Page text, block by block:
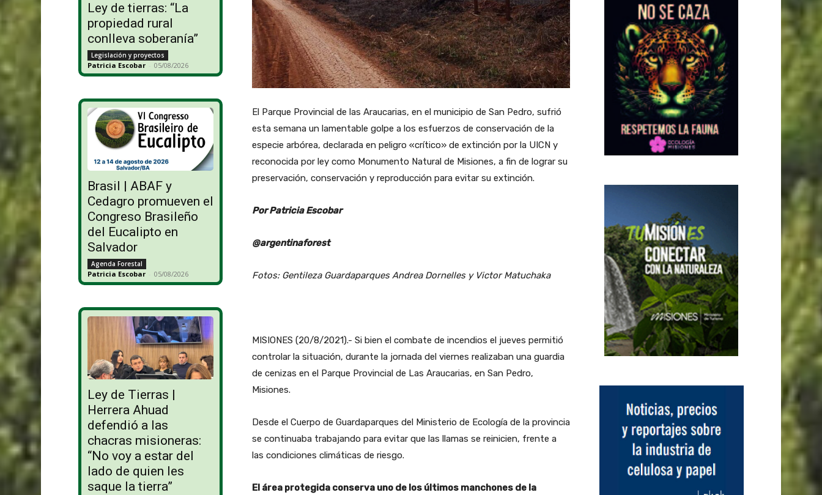
Ley de tierras: “La
propiedad rural
conlleva soberanía”
Legislación y proyectos
Patricia Escobar - 05/08/2026
Brasil | ABAF y
Cedagro promueven el
Congreso Brasileño
del Eucalipto en
Salvador
Agenda Forestal
Patricia Escobar - 05/08/2026
Ley de Tierras |
Herrera Ahuad
defendió a las
chacras misioneras:
“No voy a estar del
lado de quien les
saque la tierra”
El Parque Provincial de las Araucarias, en el municipio de San Pedro, sufrió
esta semana un lamentable golpe a los esfuerzos de conservación de la
especie arbórea, declarada en peligro «crítico» de extinción por la UICN y
reconocida por ley como Monumento Natural de Misiones, a fin de lograr su
preservación, conservación y reproducción para evitar su extinción.
Por Patricia Escobar
@argentinaforest
Fotos: Gentileza Guardaparques Andrea Dornelles y Victor Matuchaka
MISIONES (20/8/2021).- Si bien el combate de incendios el jueves permitió
controlar la situación, durante la jornada del viernes realizaban una guardia
de cenizas en el Parque Provincial de Las Araucarias, en San Pedro,
Misiones.
Desde el Cuerpo de Guardaparques del Ministerio de Ecología de la provincia
se continuaba trabajando para evitar que las llamas se reinicien, frente a
las condiciones climáticas de riesgo.
El área protegida conserva uno de los últimos manchones de la